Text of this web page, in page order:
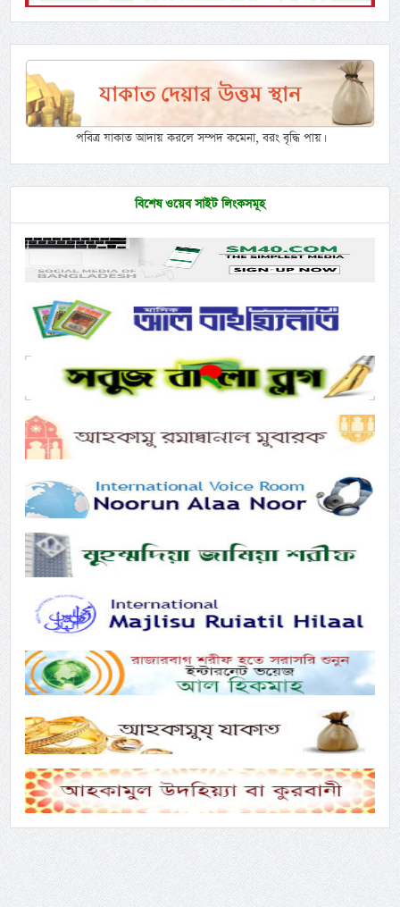
পবিত্র যাকাত আদায় করলে সম্পদ কমেনা, বরং বৃদ্ধি পায়।
বিশেষ ওয়েব সাইট লিংকসমূহ